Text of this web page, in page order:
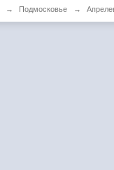
→ Подмосковье →